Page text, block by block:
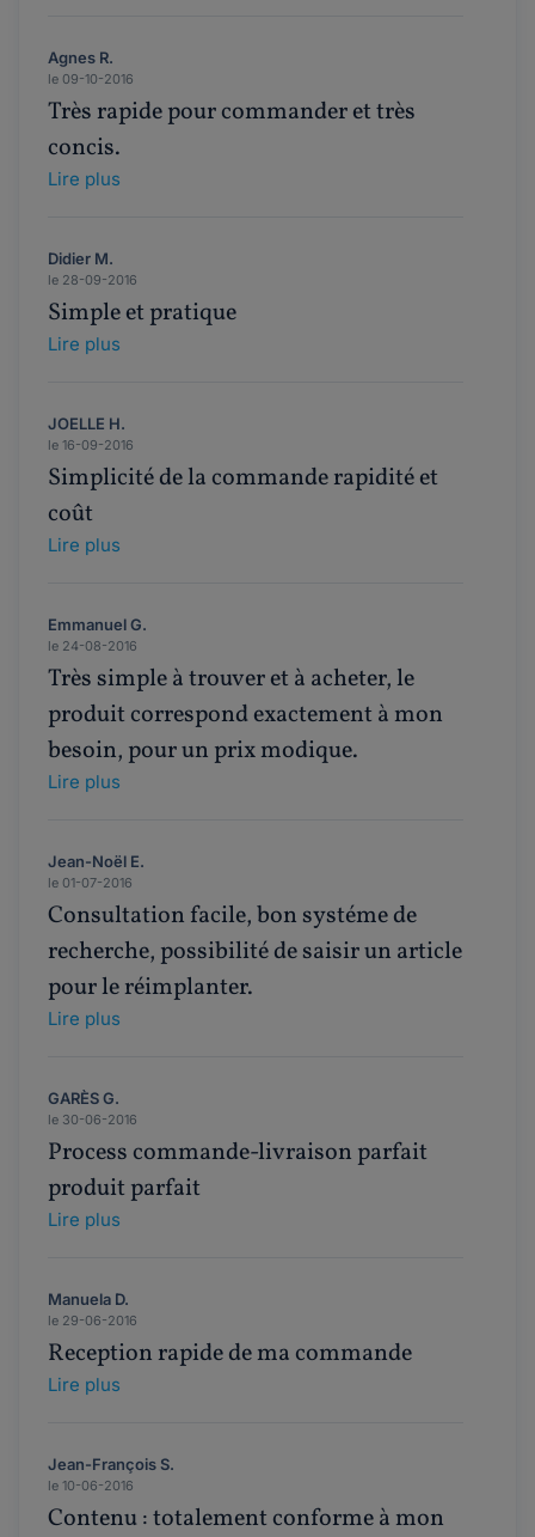
Agnes R.
le 09-10-2016
Très rapide pour commander et très
concis.
Lire plus
Didier M.
le 28-09-2016
Simple et pratique
Lire plus
JOELLE H.
le 16-09-2016
Simplicité de la commande rapidité et
coût
Lire plus
Emmanuel G.
le 24-08-2016
Très simple à trouver et à acheter, le
produit correspond exactement à mon
besoin, pour un prix modique.
Lire plus
Jean-Noël E.
le 01-07-2016
Consultation facile, bon systéme de
recherche, possibilité de saisir un article
pour le réimplanter.
Lire plus
GARÈS G.
le 30-06-2016
Process commande-livraison parfait
produit parfait
Lire plus
Manuela D.
le 29-06-2016
Reception rapide de ma commande
Lire plus
Jean-François S.
le 10-06-2016
Contenu : totalement conforme à mon